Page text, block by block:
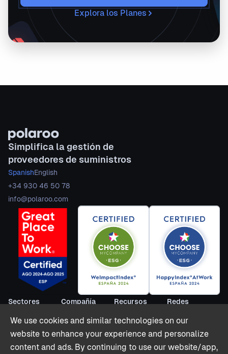
Explora los Planes
Simplifica la gestión de
proveedores de suministros
SpanishEnglish
+34 930 46 50 78
info@polaroo.com
Sectores
Compañía
Recursos
Redes
We use cookies and similar technologies on our
website to enhance your experience and personalize
content and ads. By continuing to use our website/app,